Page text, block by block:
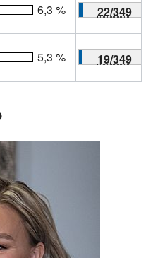
6,3 % 22/349
5,3 % 19/349